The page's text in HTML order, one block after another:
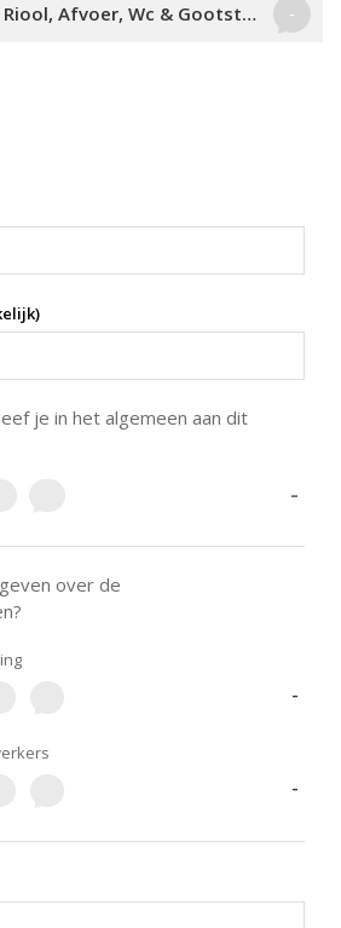
Ontstoppen Leiden Riool, Afvoer, Wc & Gootsteen -
je in het algemeen aan dit
-
over de
-
-